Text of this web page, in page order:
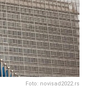
Foto: novisad2022.rs